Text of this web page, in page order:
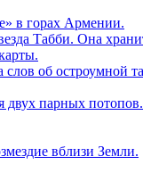
в горах Армении.
Табби. Она
об остроумной
парных потопов.
вблизи Земли.